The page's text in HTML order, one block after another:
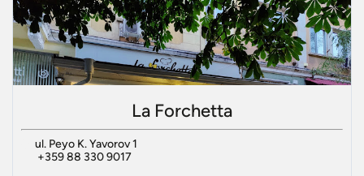
La Forchetta
ul. Peyo K. Yavorov 1
+359 88 330 9017